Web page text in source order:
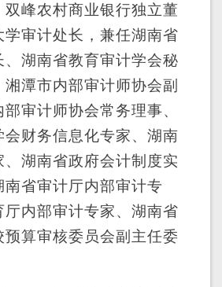
峰农村商业银行独立董
学审计处长，兼任湖南省
湖南省教育审计学会秘
湘潭市内部审计师协会副
审计师协会常务理事、
财务信息化专家、 湖南
、湖南省政府会计制度实
南省审计厅内部审计专
厅内部审计专家、湖南省
算审核委员会副主任委